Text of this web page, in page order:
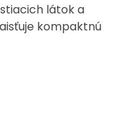
látok a
kompaktnú